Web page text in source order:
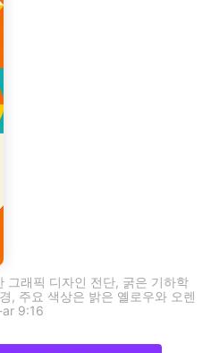
그래픽 디자인 전단, 굵은 기하학
, 주요 색상은 밝은 옐로우와 오렌
ar 9:16